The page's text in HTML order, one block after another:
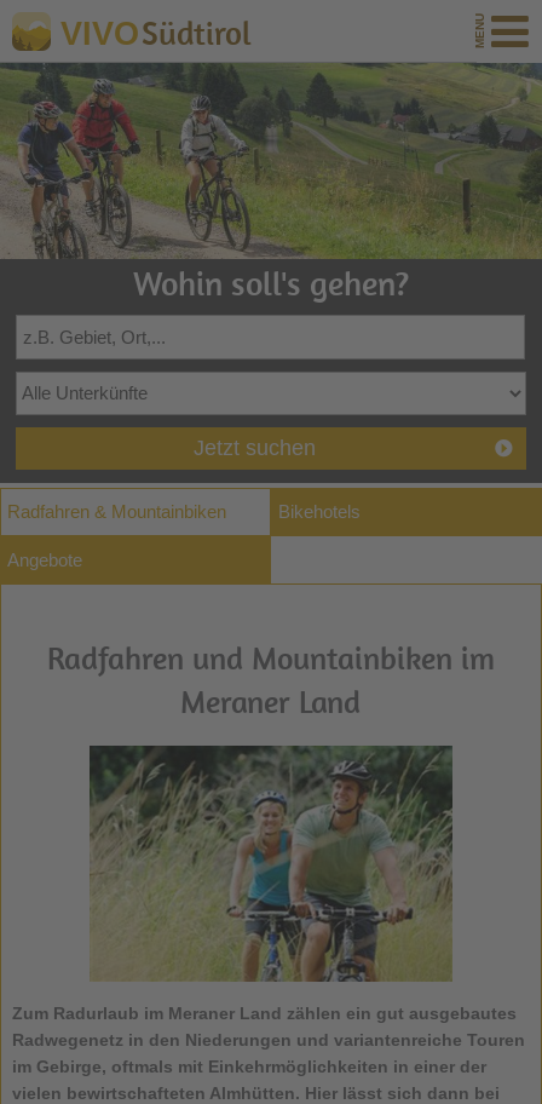
VIVOSüdtirol
Wohin soll's gehen?
Jetzt suchen
Radfahren & Mountainbiken Bikehotels
Angebote
Radfahren und Mountainbiken im
Meraner Land
Zum Radurlaub im Meraner Land zählen ein gut ausgebautes
Radwegenetz in den Niederungen und variantenreiche Touren
im Gebirge, oftmals mit Einkehrmöglichkeiten in einer der
vielen bewirtschafteten Almhütten. Hier lässt sich dann bei